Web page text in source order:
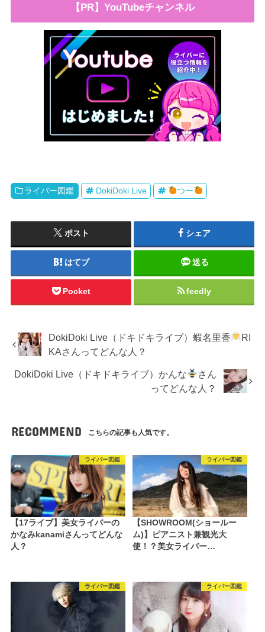
【PR】YouTubeチャンネル
ライバー図鑑 DokiDoki Live つー
ポスト シェア
はてブ 送る
Pocket feedly
DokiDoki Live（ドキドキライブ）蝦名里香
RI
KAさんってどんな人？
DokiDoki Live（ドキドキライブ）かんな
さん
ってどんな人？
RECOMMEND こちらの記事も人気です。
ライバー図鑑
【17ライブ】美女ライバーの
かなみkanamiさんってどんな
人？
ライバー図鑑
【SHOWROOM(ショールー
ム)】ピアニスト兼観光大
使！？美女ライバー…
ライバー図鑑 ライバー図鑑